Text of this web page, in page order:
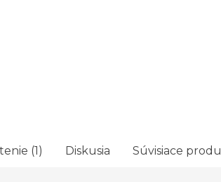
(1) Diskusia Súvisiace